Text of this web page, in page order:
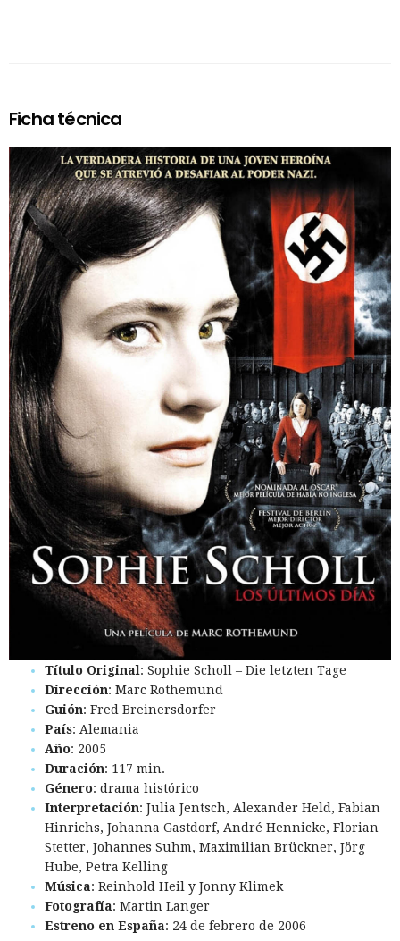
Ficha técnica
Título Original: Sophie Scholl – Die letzten Tage
Dirección: Marc Rothemund
Guión: Fred Breinersdorfer
País: Alemania
Año: 2005
Duración: 117 min.
Género: drama histórico
Interpretación: Julia Jentsch, Alexander Held, Fabian
Hinrichs, Johanna Gastdorf, André Hennicke, Florian
Stetter, Johannes Suhm, Maximilian Brückner, Jörg
Hube, Petra Kelling
Música: Reinhold Heil y Jonny Klimek
Fotografía: Martin Langer
Estreno en España: 24 de febrero de 2006